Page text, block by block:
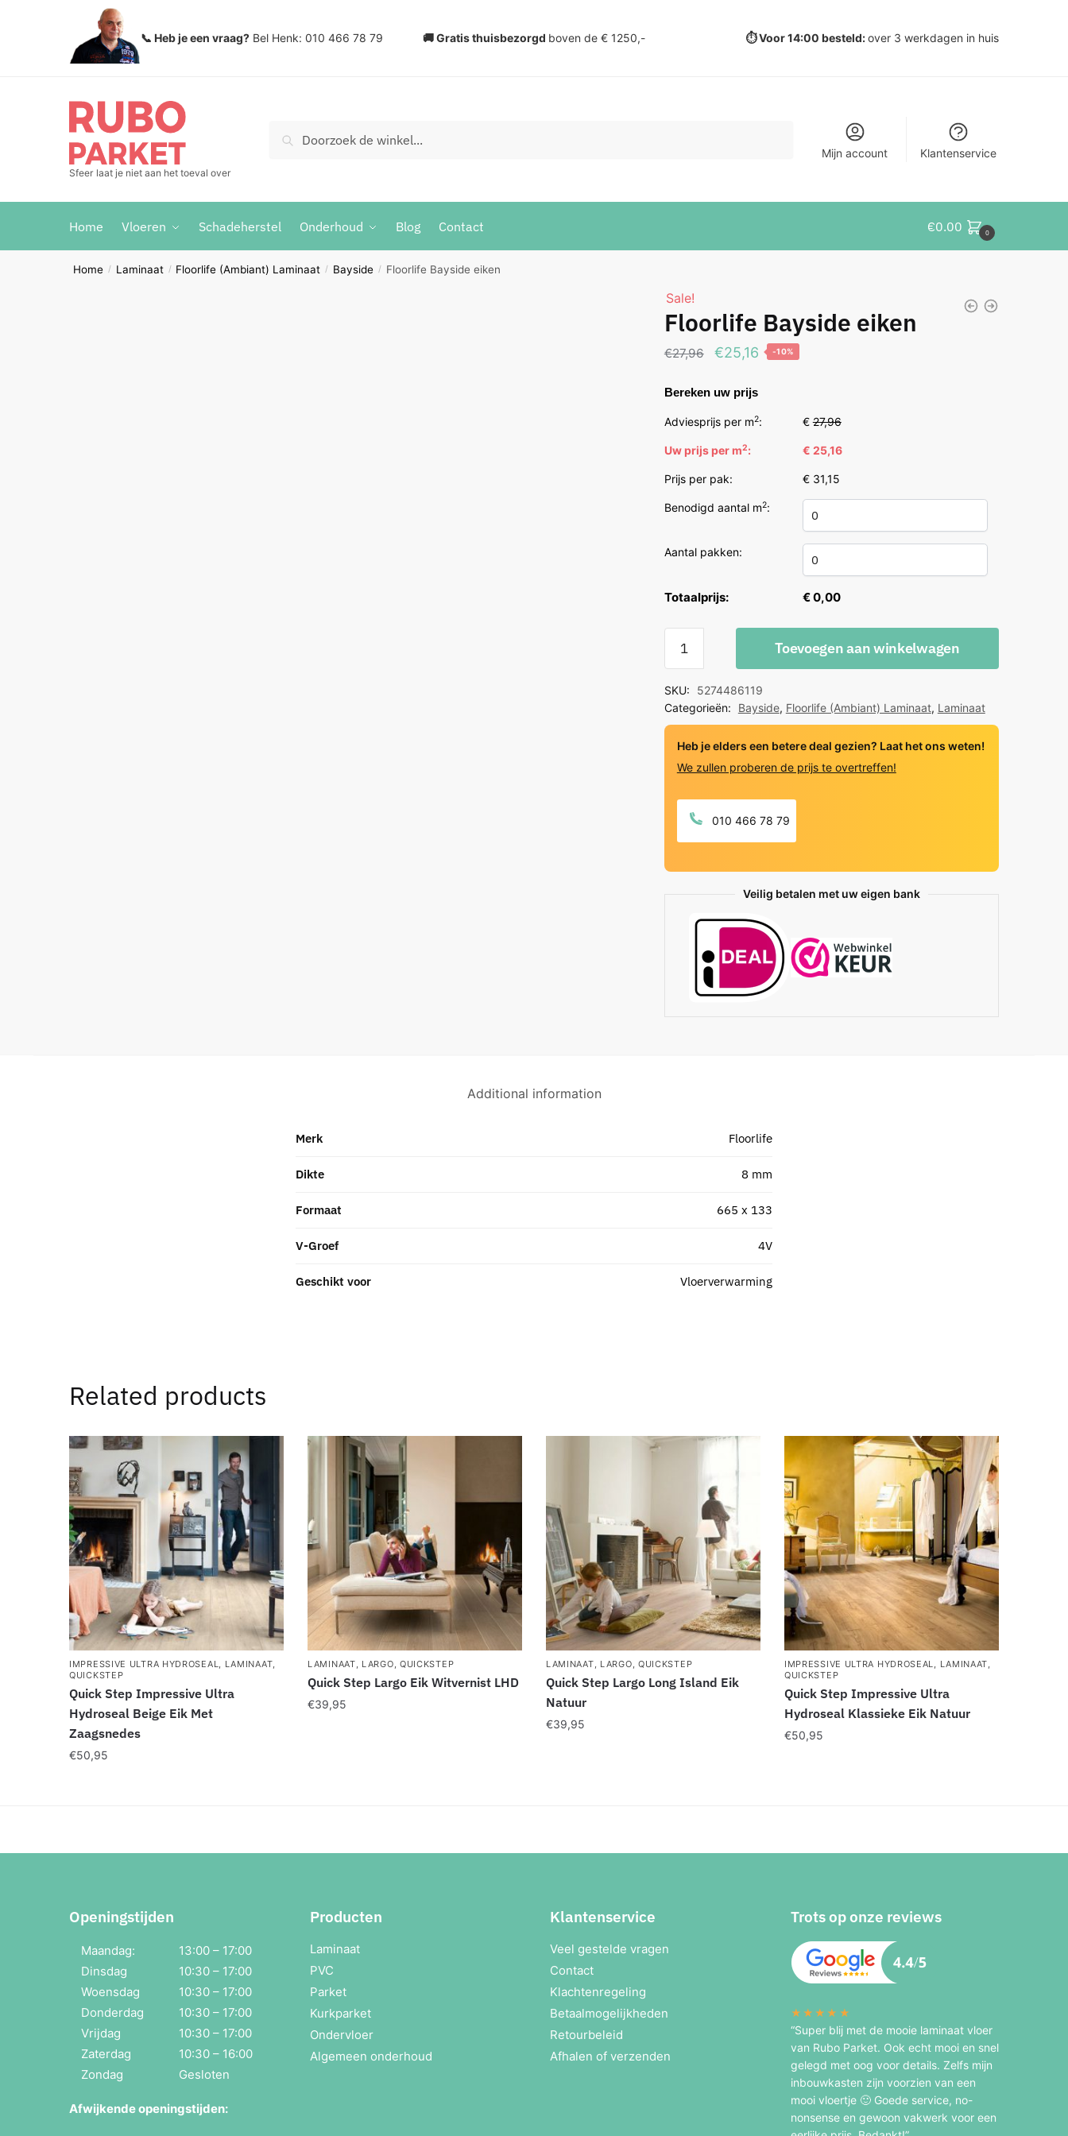
📞 Heb je een vraag? Bel Henk: 010 466 78 79 🚚 Gratis thuisbezorgd boven de € 1250,- ⏱️ Voor 14:00 besteld:over 3 werkdagen in huis
Sfeer laat je niet aan het toeval over
voor:
Mijn account Klantenservice
Home Vloeren Schadeherstel Onderhoud Blog Contact €0.00 0
Home / Laminaat / Floorlife (Ambiant) Laminaat / Bayside / Floorlife Bayside eiken
Sale!
Floorlife Bayside eiken
€27,96
Oorspronkelijke
was:
€27,96.
€25,16Huidige
is:
€25,16.
-10%
Bereken uw prijs
Adviesprijs per m2: €27,96
Uw prijs per m2: € 25,16
Prijs per pak: € 31,15
Benodigd aantal m2:
Aantal pakken:
Totaalprijs: € 0,00
Bayside
quantity
Toevoegen aan winkelwagen
SKU:
5274486119
Categorieën:
Bayside, Floorlife (Ambiant) Laminaat, Laminaat
Heb je elders een betere deal gezien? Laat het ons weten!
We zullen proberen de prijs te overtreffen!
010 466 78 79
Veilig betalen met uw eigen bank
Additional information
Merk Floorlife
Dikte 8 mm
Formaat 665 x 133
V-Groef 4V
Geschikt voor Vloerverwarming
Related products
IMPRESSIVE ULTRA HYDROSEAL LAMINAAT
QUICKSTEP
Quick Step Impressive Ultra
Hydroseal Beige Eik Met
Zaagsnedes
€50,95
LAMINAAT LARGO QUICKSTEP
Quick Step Largo Eik Witvernist LHD
€39,95
LAMINAAT LARGO QUICKSTEP
Quick Step Largo Long Island Eik
Natuur
€39,95
IMPRESSIVE ULTRA HYDROSEAL LAMINAAT
QUICKSTEP
Quick Step Impressive Ultra
Hydroseal Klassieke Eik Natuur
€50,95
Openingstijden
Maandag:
13:00 – 17:00
Dinsdag
10:30 – 17:00
Woensdag
10:30 – 17:00
Donderdag
10:30 – 17:00
Vrijdag
10:30 – 17:00
Zaterdag
10:30 – 16:00
Zondag
Gesloten
Afwijkende openingstijden:
Producten
Laminaat
PVC
Parket
Kurkparket
Ondervloer
Algemeen onderhoud
Klantenservice
Veel gestelde vragen
Contact
Klachtenregeling
Betaalmogelijkheden
Retourbeleid
Afhalen of verzenden
Trots op onze reviews
★★★★★
“Super blij met de mooie laminaat vloer
van Rubo Parket. Ook echt mooi en snel
gelegd met oog voor details. Zelfs mijn
inbouwkasten zijn voorzien van een
mooi vloertje 🙂 Goede service, no-
nonsense en gewoon vakwerk voor een